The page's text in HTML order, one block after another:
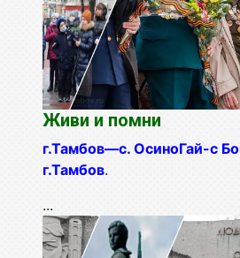
Живи и помни
г.Тамбов—с. ОсиноГай-с
г.Тамбов.
...